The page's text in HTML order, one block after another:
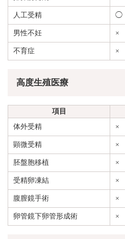
人工受精 ◯
男性不妊 ×
不育症 ×
高度生殖医療
項目
体外受精
×
顕微受精 ×
胚盤胞移植 ×
受精卵凍結 ×
腹膣鏡手術 ×
卵管鏡下卵管形成術 ×